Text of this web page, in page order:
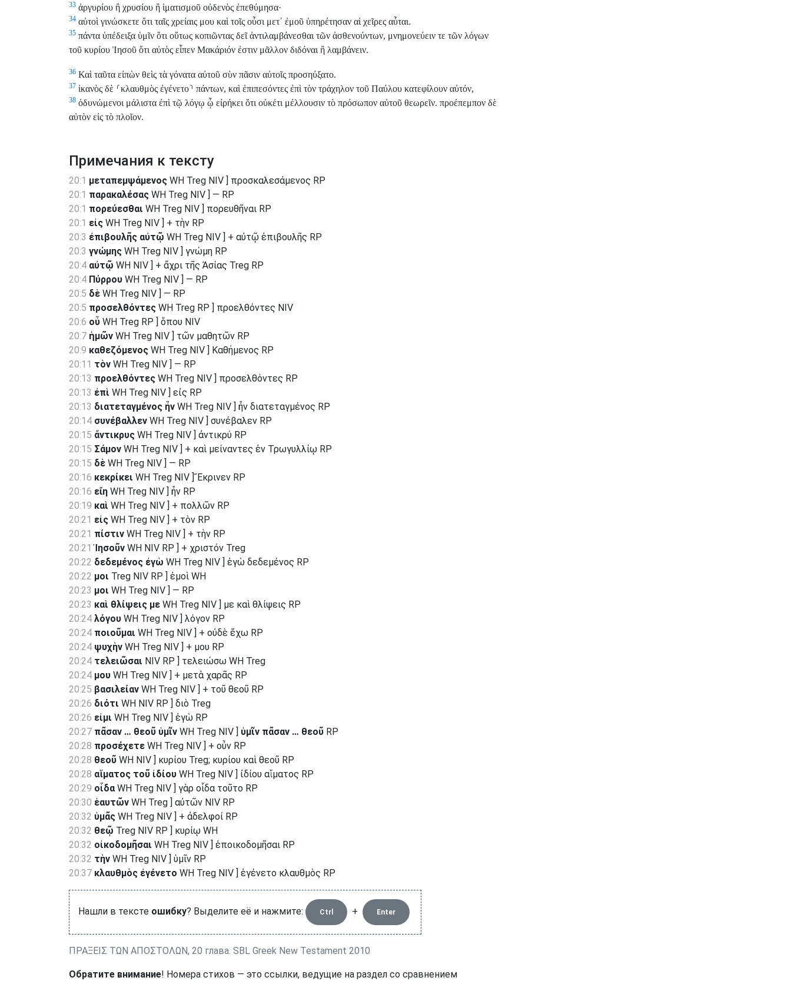
33 ἀργυρίου ἢ χρυσίου ἢ ἱματισμοῦ οὐδενὸς ἐπεθύμησα·
34 αὐτοὶ γινώσκετε ὅτι ταῖς χρείαις μου καὶ τοῖς οὖσι μετ᾽ ἐμοῦ ὑπηρέτησαν αἱ χεῖρες αὗται.
35 πάντα ὑπέδειξα ὑμῖν ὅτι οὕτως κοπιῶντας δεῖ ἀντιλαμβάνεσθαι τῶν ἀσθενούντων, μνημονεύειν τε τῶν λόγων
τοῦ κυρίου Ἰησοῦ ὅτι αὐτὸς εἶπεν Μακάριόν ἐστιν μᾶλλον διδόναι ἢ λαμβάνειν.
36 Καὶ ταῦτα εἰπὼν θεὶς τὰ γόνατα αὐτοῦ σὺν πᾶσιν αὐτοῖς προσηύξατο.
37 ἱκανὸς δὲ ⸂κλαυθμὸς ἐγένετο⸃ πάντων, καὶ ἐπιπεσόντες ἐπὶ τὸν τράχηλον τοῦ Παύλου κατεφίλουν αὐτόν,
38 ὀδυνώμενοι μάλιστα ἐπὶ τῷ λόγῳ ᾧ εἰρήκει ὅτι οὐκέτι μέλλουσιν τὸ πρόσωπον αὐτοῦ θεωρεῖν. προέπεμπον δὲ
αὐτὸν εἰς τὸ πλοῖον.
Примечания к тексту
20:1 μεταπεμψάμενος WH Treg NIV ] προσκαλεσάμενος RP
20:1 παρακαλέσας WH Treg NIV ] — RP
20:1 πορεύεσθαι WH Treg NIV ] πορευθῆναι RP
20:1 εἰς WH Treg NIV ] + τὴν RP
20:3 ἐπιβουλῆς αὐτῷ WH Treg NIV ] + αὐτῷ ἐπιβουλῆς RP
20:3 γνώμης WH Treg NIV ] γνώμη RP
20:4 αὐτῷ WH NIV ] + ἄχρι τῆς Ἀσίας Treg RP
20:4 Πύρρου WH Treg NIV ] — RP
20:5 δὲ WH Treg NIV ] — RP
20:5 προσελθόντες WH Treg RP ] προελθόντες NIV
20:6 οὗ WH Treg RP ] ὅπου NIV
20:7 ἡμῶν WH Treg NIV ] τῶν μαθητῶν RP
20:9 καθεζόμενος WH Treg NIV ] Καθήμενος RP
20:11 τὸν WH Treg NIV ] — RP
20:13 προελθόντες WH Treg NIV ] προσελθόντες RP
20:13 ἐπὶ WH Treg NIV ] εἰς RP
20:13 διατεταγμένος ἦν WH Treg NIV ] ἦν διατεταγμένος RP
20:14 συνέβαλλεν WH Treg NIV ] συνέβαλεν RP
20:15 ἄντικρυς WH Treg NIV ] ἀντικρύ RP
20:15 Σάμον WH Treg NIV ] + καὶ μείναντες ἐν Τρωγυλλίῳ RP
20:15 δὲ WH Treg NIV ] — RP
20:16 κεκρίκει WH Treg NIV ] Ἔκρινεν RP
20:16 εἴη WH Treg NIV ] ἦν RP
20:19 καὶ WH Treg NIV ] + πολλῶν RP
20:21 εἰς WH Treg NIV ] + τὸν RP
20:21 πίστιν WH Treg NIV ] + τὴν RP
20:21 Ἰησοῦν WH NIV RP ] + χριστόν Treg
20:22 δεδεμένος ἐγὼ WH Treg NIV ] ἐγὼ δεδεμένος RP
20:22 μοι Treg NIV RP ] ἐμοὶ WH
20:23 μοι WH Treg NIV ] — RP
20:23 καὶ θλίψεις με WH Treg NIV ] με καὶ θλίψεις RP
20:24 λόγου WH Treg NIV ] λόγον RP
20:24 ποιοῦμαι WH Treg NIV ] + οὐδὲ ἔχω RP
20:24 ψυχὴν WH Treg NIV ] + μου RP
20:24 τελειῶσαι NIV RP ] τελειώσω WH Treg
20:24 μου WH Treg NIV ] + μετὰ χαρᾶς RP
20:25 βασιλείαν WH Treg NIV ] + τοῦ θεοῦ RP
20:26 διότι WH NIV RP ] διὸ Treg
20:26 εἰμι WH Treg NIV ] ἐγὼ RP
20:27 πᾶσαν … θεοῦ ὑμῖν WH Treg NIV ] ὑμῖν πᾶσαν … θεοῦ RP
20:28 προσέχετε WH Treg NIV ] + οὖν RP
20:28 θεοῦ WH NIV ] κυρίου Treg; κυρίου καὶ θεοῦ RP
20:28 αἵματος τοῦ ἰδίου WH Treg NIV ] ἰδίου αἵματος RP
20:29 οἶδα WH Treg NIV ] γὰρ οἶδα τοῦτο RP
20:30 ἑαυτῶν WH Treg ] αὐτῶν NIV RP
20:32 ὑμᾶς WH Treg NIV ] + ἀδελφοί RP
20:32 θεῷ Treg NIV RP ] κυρίῳ WH
20:32 οἰκοδομῆσαι WH Treg NIV ] ἐποικοδομῆσαι RP
20:32 τὴν WH Treg NIV ] ὑμῖν RP
20:37 κλαυθμὸς ἐγένετο WH Treg NIV ] ἐγένετο κλαυθμὸς RP
Нашли в тексте ошибку? Выделите её и нажмите: Ctrl + Enter
ΠΡΑΞΕΙΣ ΤΩΝ ΑΠΟΣΤΟΛΩΝ, 20 глава. SBL Greek New Testament 2010
Обратите внимание! Номера стихов — это ссылки, ведущие на раздел со сравнением